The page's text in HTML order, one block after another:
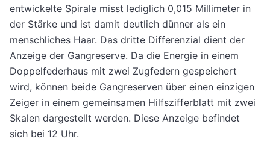
entwickelte Spirale misst lediglich 0,015 Millimeter in
der Stärke und ist damit deutlich dünner als ein
menschliches Haar. Das dritte Differenzial dient der
Anzeige der Gangreserve. Da die Energie in einem
Doppelfederhaus mit zwei Zugfedern gespeichert
wird, können beide Gangreserven über einen einzigen
Zeiger in einem gemeinsamen Hilfszifferblatt mit zwei
Skalen dargestellt werden. Diese Anzeige befindet
sich bei 12 Uhr.